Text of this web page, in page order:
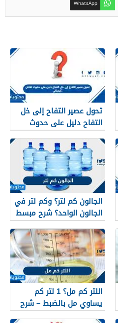
WhatsApp
تحول عصير التفاح إلى خل
التفاح دليل على حدوث
تفاعل كيميائي.
الجالون كم لتر؟ وكم لتر في
الجالون الواحد؟ شرح مبسط
اللتر كم مل؟ 1 لتر كم
يساوي مل بالضبط – شرح
مبسّط وواضح